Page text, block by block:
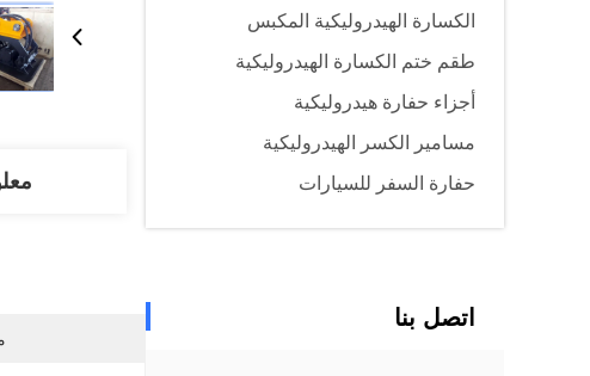
الكسارة الهيدروليكية المكبس
طقم ختم الكسارة الهيدروليكية
أجزاء حفارة هيدروليكية
مسامير الكسر الهيدروليكية
حفارة السفر للسيارات
اتصل بنا